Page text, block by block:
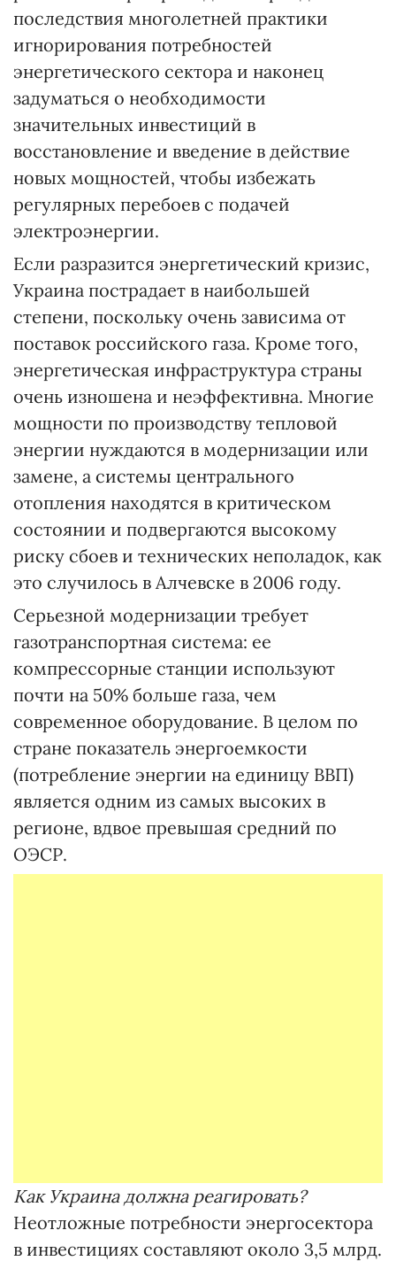
последствия многолетней практики
игнорирования потребностей
энергетического сектора и наконец
задуматься о необходимости
значительных инвестиций в
восстановление и введение в действие
новых мощностей, чтобы избежать
регулярных перебоев с подачей
электроэнергии.
Если разразится энергетический кризис,
Украина пострадает в наибольшей
степени, поскольку очень зависима от
поставок российского газа. Кроме того,
энергетическая инфраструктура страны
очень изношена и неэффективна. Многие
мощности по производству тепловой
энергии нуждаются в модернизации или
замене, а системы центрального
отопления находятся в критическом
состоянии и подвергаются высокому
риску сбоев и технических неполадок, как
это случилось в Алчевске в 2006 году.
Серьезной модернизации требует
газотранспортная система: ее
компрессорные станции используют
почти на 50% больше газа, чем
современное оборудование. В целом по
стране показатель энергоемкости
(потребление энергии на единицу ВВП)
является одним из самых высоких в
регионе, вдвое превышая средний по
ОЭСР.
Как Украина должна реагировать?
Неотложные потребности энергосектора
в инвестициях составляют около 3,5 млрд.